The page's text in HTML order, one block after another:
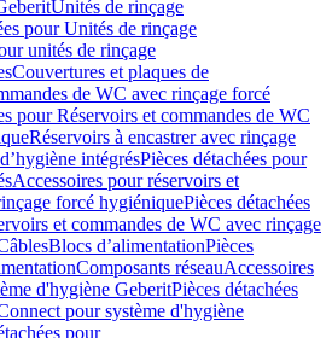
Unités de rinçage
pour Unités de rinçage
unités de rinçage
Couvertures et plaques de
de WC avec rinçage forcé
pour Réservoirs et commandes de WC
Réservoirs à encastrer avec rinçage
intégrésPièces détachées pour
Accessoires pour réservoirs et
forcé hygiéniquePièces détachées
et commandes de WC avec rinçage
Blocs d’alimentationPièces
Composants réseauAccessoires
d'hygiène GeberitPièces détachées
pour système d'hygiène
pour